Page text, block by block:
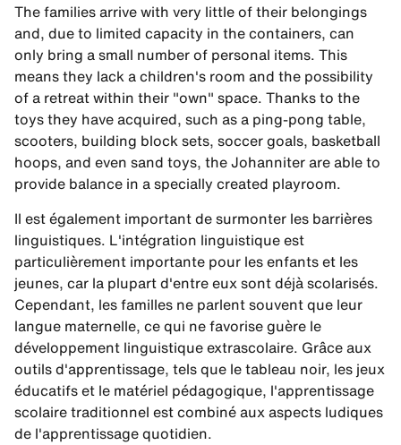
The families arrive with very little of their belongings
and, due to limited capacity in the containers, can
only bring a small number of personal items. This
means they lack a children's room and the possibility
of a retreat within their "own" space. Thanks to the
toys they have acquired, such as a ping-pong table,
scooters, building block sets, soccer goals, basketball
hoops, and even sand toys, the Johanniter are able to
provide balance in a specially created playroom.
Il est également important de surmonter les barrières
linguistiques. L'intégration linguistique est
particulièrement importante pour les enfants et les
jeunes, car la plupart d'entre eux sont déjà scolarisés.
Cependant, les familles ne parlent souvent que leur
langue maternelle, ce qui ne favorise guère le
développement linguistique extrascolaire. Grâce aux
outils d'apprentissage, tels que le tableau noir, les jeux
éducatifs et le matériel pédagogique, l'apprentissage
scolaire traditionnel est combiné aux aspects ludiques
de l'apprentissage quotidien.